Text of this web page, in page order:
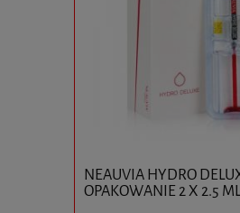
NEAUVIA HYDRO
OPAKOWANIE 2 X 2.5 ML